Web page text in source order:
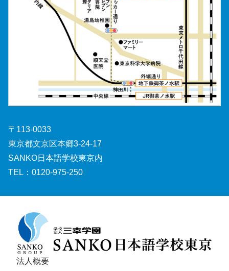
〒113-0033
東京都文京区本郷3-24-17
SANKO日本語学校東京内
TEL： 0120-975-250
法人概要